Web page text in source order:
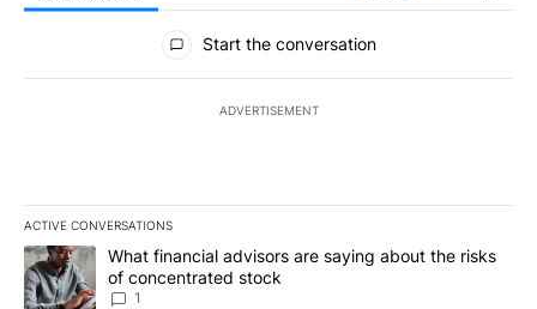
All Comments
Start the conversation
ADVERTISEMENT
ACTIVE CONVERSATIONS
The following is a list of the most commented articles in the last
A trending article titled "What financial advisors are saying
What financial advisors are saying about the risks
of concentrated stock
1